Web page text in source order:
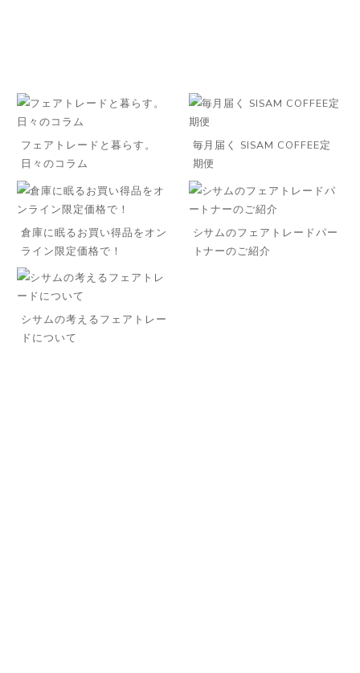
フェアトレードと暮らす。
日々のコラム
毎月届く SISAM COFFEE定
期便
倉庫に眠るお買い得品をオン
ライン限定価格で！
シサムのフェアトレードパー
トナーのご紹介
シサムの考えるフェアトレー
ドについて